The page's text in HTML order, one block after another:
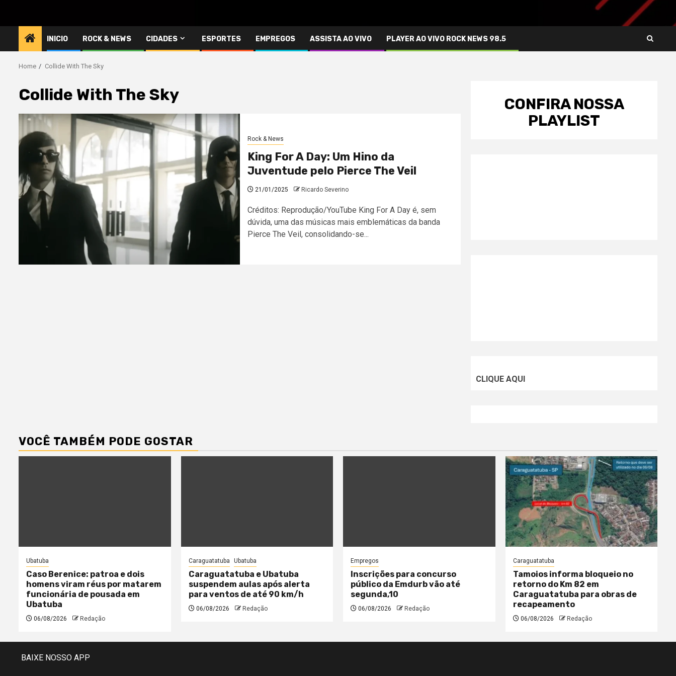
INICIO ROCK & NEWS CIDADES ESPORTES EMPREGOS ASSISTA AO VIVO PLAYER AO VIVO ROCK NEWS 98.5
Home Collide With The Sky
Collide With The Sky
Rock & News
King For A Day: Um Hino da
Juventude pelo Pierce The Veil
21/01/2025 Ricardo Severino
Créditos: Reprodução/YouTube King For A Day é, sem
dúvida, uma das músicas mais emblemáticas da banda
Pierce The Veil, consolidando-se...
CONFIRA NOSSA
PLAYLIST
CLIQUE AQUI
VOCÊ TAMBÉM PODE GOSTAR
Ubatuba
Caso Berenice: patroa e dois
homens viram réus por matarem
funcionária de pousada em
Ubatuba
06/08/2026 Redação
Caraguatatuba Ubatuba
Caraguatatuba e Ubatuba
suspendem aulas após alerta
para ventos de até 90 km/h
06/08/2026 Redação
Empregos
Inscrições para concurso
público da Emdurb vão até
segunda,10
06/08/2026 Redação
Caraguatatuba
Tamoios informa bloqueio no
retorno do Km 82 em
Caraguatatuba para obras de
recapeamento
06/08/2026 Redação
BAIXE NOSSO APP